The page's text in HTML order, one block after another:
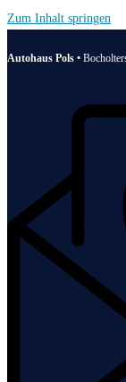
Zum Inhalt springen
Autohaus Pols •